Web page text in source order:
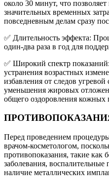
около 30 минут, что
значительных временных
повседневным делам сразу
✅ Длительность эффекта:
один-два раза в год для
✅ Широкий спектр
устранения возрастных
избавления от следов
уменьшения жировых
общего оздоровления кожных
Перед проведением
врачом-косметологом,
противопоказания, такие как
заболевания, воспалительные
наличие металлических